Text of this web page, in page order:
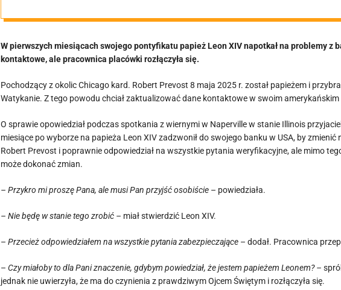
W pierwszych miesiącach swojego pontyfikatu papież Leon XIV napotkał na problemy z
kontaktowe, ale pracownica placówki rozłączyła się.
Pochodzący z okolic Chicago kard. Robert Prevost 8 maja 2025 r. został papieżem i
Watykanie. Z tego powodu chciał zaktualizować dane kontaktowe w swoim amerykańskim
O sprawie opowiedział podczas spotkania z wiernymi w Naperville w stanie Illinois
miesiące po wyborze na papieża Leon XIV zadzwonił do swojego banku w USA, by
Robert Prevost i poprawnie odpowiedział na wszystkie pytania weryfikacyjne, ale mimo
może dokonać zmian.
– Przykro mi proszę Pana, ale musi Pan przyjść osobiście – powiedziała.
– Nie będę w stanie tego zrobić – miał stwierdzić Leon XIV.
–Przecież odpowiedziałem na wszystkie pytania zabezpieczające – dodał. Pracownica
– Czy miałoby to dla Pani znaczenie, gdybym powiedział, że jestem papieżem Leonem? –
jednak nie uwierzyła, że ma do czynienia z prawdziwym Ojcem Świętym i rozłączyła się.